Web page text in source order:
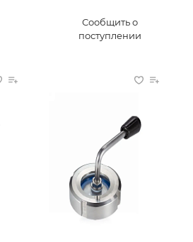
Сообщить о
поступлении